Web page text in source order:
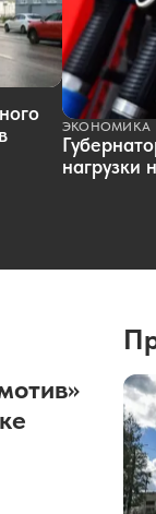
ЭКОНОМИКА
нагрузки